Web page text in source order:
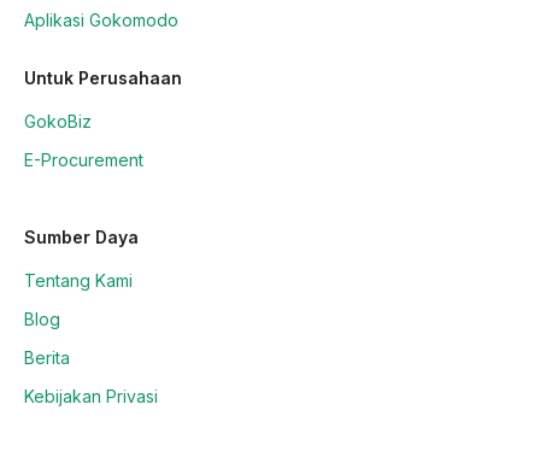
Aplikasi Gokomodo
Untuk Perusahaan
GokoBiz
E-Procurement
Sumber Daya
Tentang Kami
Blog
Berita
Kebijakan Privasi